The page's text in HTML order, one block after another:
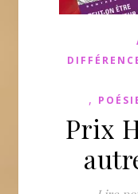
,
Prix